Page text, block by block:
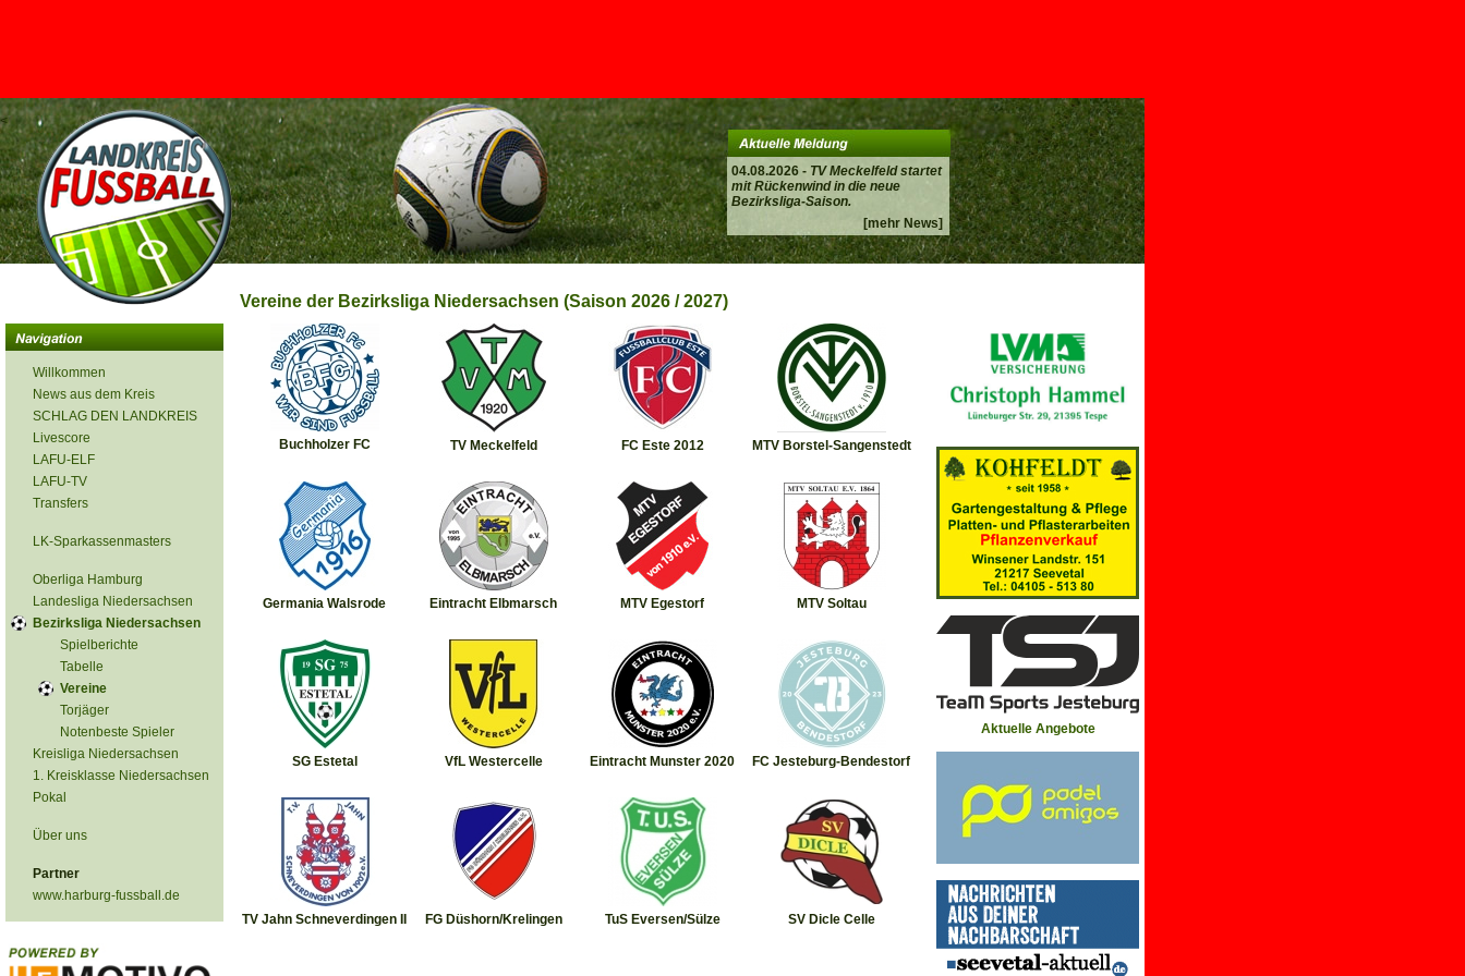
04.08.2026 - TV Meckelfeld startet
mit Rückenwind in die neue
Bezirksliga-Saison.
[mehr News]
<
Willkommen
News aus dem Kreis
SCHLAG DEN LANDKREIS
Livescore
LAFU-ELF
LAFU-TV
Transfers
LK-Sparkassenmasters
Oberliga Hamburg
Landesliga Niedersachsen
Bezirksliga Niedersachsen
Spielberichte
Tabelle
Vereine
Torjäger
Notenbeste Spieler
Kreisliga Niedersachsen
1. Kreisklasse Niedersachsen
Pokal
Über uns
Partner
www.harburg-fussball.de
Vereine der Bezirksliga Niedersachsen (Saison 2026 / 2027)
Buchholzer FC TV Meckelfeld FC Este 2012 MTV Borstel-Sangenstedt
Germania Walsrode Eintracht Elbmarsch MTV Egestorf MTV Soltau
SG Estetal VfL Westercelle Eintracht Munster 2020 FC Jesteburg-Bendestorf
TV Jahn Schneverdingen II FG Düshorn/Krelingen TuS Eversen/Sülze SV Dicle Celle
Aktuelle Angebote